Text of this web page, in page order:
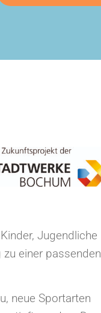
Jugendliche
einer passenden
neue Sportarten